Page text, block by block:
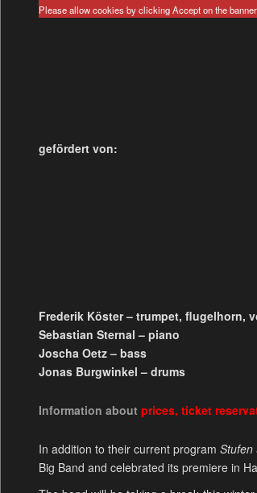
Please allow cookies by clicking Accept on the banner
gefördert von:
Frederik Köster – trumpet, flugelhorn,
Sebastian Sternal – piano
Joscha Oetz – bass
Jonas Burgwinkel – drums
Information about prices, ticket
In addition to their current programStufen
Big Band and celebrated its premiere in